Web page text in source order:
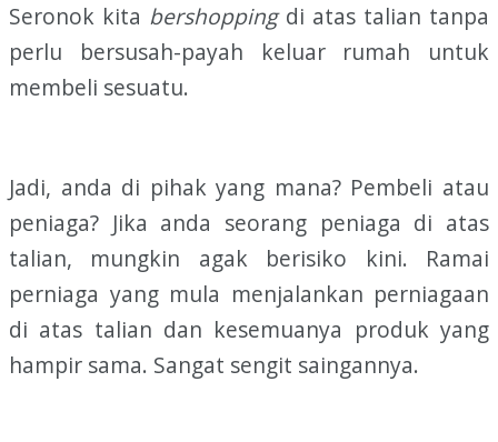
Seronok kita bershoppingdi atas talian tanpa
perlu bersusah-payah keluar rumah untuk
membeli sesuatu.
Jadi, anda di pihak yang mana? Pembeli atau
peniaga? Jika anda seorang peniaga di atas
talian, mungkin agak berisiko kini. Ramai
perniaga yang mula menjalankan perniagaan
di atas talian dan kesemuanya produk yang
hampir sama. Sangat sengit saingannya.